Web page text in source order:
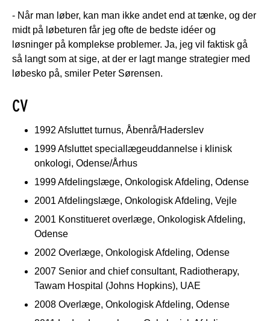
- Når man løber, kan man ikke andet end at tænke, og der
midt på løbeturen får jeg ofte de bedste idéer og
løsninger på komplekse problemer. Ja, jeg vil faktisk gå
så langt som at sige, at der er lagt mange strategier med
løbesko på, smiler Peter Sørensen.
CV
1992 Afsluttet turnus, Åbenrå/Haderslev
1999 Afsluttet speciallægeuddannelse i klinisk
onkologi, Odense/Århus
1999 Afdelingslæge, Onkologisk Afdeling, Odense
2001 Afdelingslæge, Onkologisk Afdeling, Vejle
2001 Konstitueret overlæge, Onkologisk Afdeling,
Odense
2002 Overlæge, Onkologisk Afdeling, Odense
2007 Senior and chief consultant, Radiotherapy,
Tawam Hospital (Johns Hopkins), UAE
2008 Overlæge, Onkologisk Afdeling, Odense